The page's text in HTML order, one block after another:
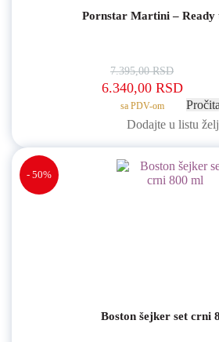
Pornstar Martini – Ready
7.395,00RSD
Originalna cena je
6.340,00 RSD
sa PDV-om
Dodajte u listu
Boston šejker set crni
- 50%